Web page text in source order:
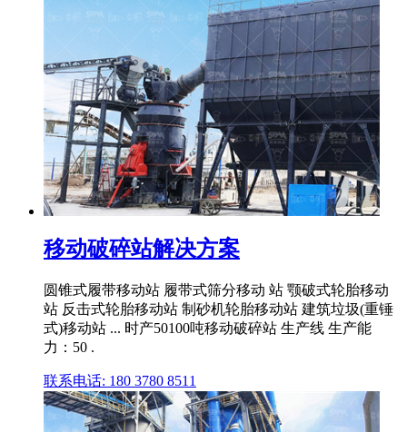
移动破碎站解决方案
圆锥式履带移动站 履带式筛分移动 站 颚破式轮胎移动
站 反击式轮胎移动站 制砂机轮胎移动站 建筑垃圾(重锤
式)移动站 ... 时产50100吨移动破碎站 生产线 生产能
力：50 .
联系电话: 180 3780 8511